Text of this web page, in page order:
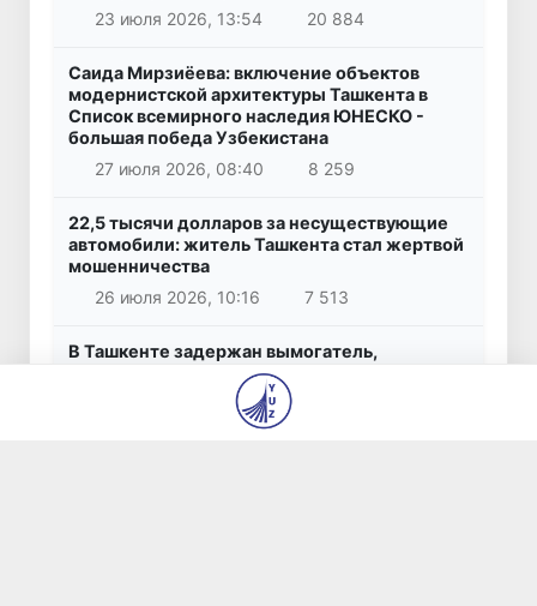
23 июля 2026, 13:54
20 884
Саида Мирзиёева: включение объектов
модернистской архитектуры Ташкента в
Список всемирного наследия ЮНЕСКО -
большая победа Узбекистана
27 июля 2026, 08:40
8 259
22,5 тысячи долларов за несуществующие
автомобили: житель Ташкента стал жертвой
мошенничества
26 июля 2026, 10:16
7 513
В Ташкенте задержан вымогатель,
требовавший у предпринимателя 360 тысяч
долларов за «урегулирование» вопросов со